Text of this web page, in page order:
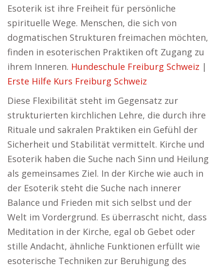
Esoterik ist ihre Freiheit für persönliche
spirituelle Wege. Menschen, die sich von
dogmatischen Strukturen freimachen möchten,
finden in esoterischen Praktiken oft Zugang zu
ihrem Inneren. Hundeschule Freiburg Schweiz |
Erste Hilfe Kurs Freiburg Schweiz
Diese Flexibilität steht im Gegensatz zur
strukturierten kirchlichen Lehre, die durch ihre
Rituale und sakralen Praktiken ein Gefühl der
Sicherheit und Stabilität vermittelt. Kirche und
Esoterik haben die Suche nach Sinn und Heilung
als gemeinsames Ziel. In der Kirche wie auch in
der Esoterik steht die Suche nach innerer
Balance und Frieden mit sich selbst und der
Welt im Vordergrund. Es überrascht nicht, dass
Meditation in der Kirche, egal ob Gebet oder
stille Andacht, ähnliche Funktionen erfüllt wie
esoterische Techniken zur Beruhigung des